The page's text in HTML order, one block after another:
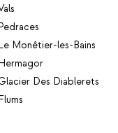
Monêtier-les-Bains
Des Diablerets